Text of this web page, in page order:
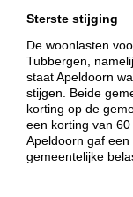
Sterste stijging
De woonlasten
Tubbergen,
staat Apeldoorn
stijgen. Beide
korting op de
een korting van
Apeldoorn gaf
gemeentelijke